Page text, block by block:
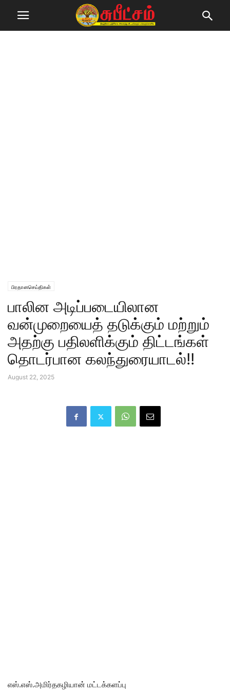
பிரதானசெய்திகள்
பாலின அடிப்படையிலான
வன்முறையைத் தடுக்கும் மற்றும்
அதற்கு பதிலளிக்கும் திட்டங்கள்
தொடர்பான கலந்துரையாடல்!!
August 22, 2025
எஸ்.எஸ்.அமிர்தகழியான் மட்டக்களப்பு